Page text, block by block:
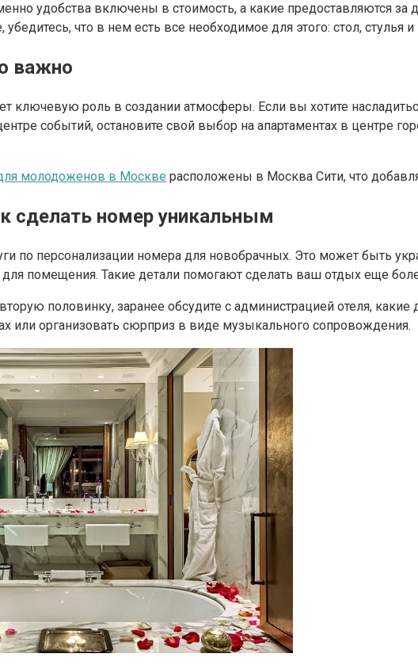
удобства включены в стоимость, а какие предоставляются
что в нем есть все необходимое для этого: стол, стулья
важно
ключевую роль в создании атмосферы. Если вы хотите
событий, остановите свой выбор на апартаментах в центре
молодоженов в Москве расположены в Москва Сити, что
сделать номер уникальным
по персонализации номера для новобрачных. Это может быть
помещения. Такие детали помогают сделать ваш отдых еще
половинку, заранее обсудите с администрацией отеля,
или организовать сюрприз в виде музыкального сопровождения.